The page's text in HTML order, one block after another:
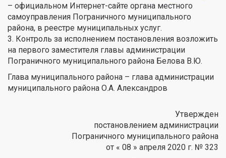
– официальном Интернет-сайте органа местного
самоуправления Пограничного муниципального
района, в реестре муниципальных услуг.
3. Контроль за исполнением постановления возложить
на первого заместителя главы администрации
Пограничного муниципального района Белова В.Ю.
Глава муниципального района – глава администрации
муниципального района О.А. Александров
Утвержден
постановлением администрации
Пограничного муниципального района
от « 08 » апреля 2020 г. № 323